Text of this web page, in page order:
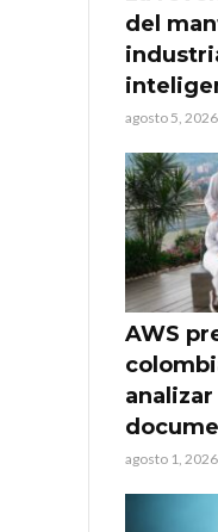
del
agosto 5, 2026
AWS
agosto 1, 2026